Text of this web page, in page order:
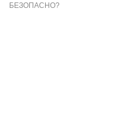
БЕЗОПАСНО?